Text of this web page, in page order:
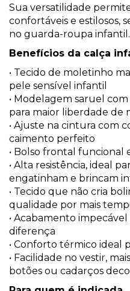
Sua versatilidade
confortáveis e estilosos,
no guarda-roupa infantil.
Benefícios da calça
• Tecido de moletinho
pele sensível infantil
• Modelagem saruel
para maior liberdade de
• Ajuste na cintura com
caimento perfeito
• Bolso frontal funcional
• Alta resistência, ideal
engatinham e brincam
• Tecido que não cria
qualidade por mais
• Acabamento
diferença
• Conforto térmico ideal
• Facilidade no vestir,
botões ou cadarços